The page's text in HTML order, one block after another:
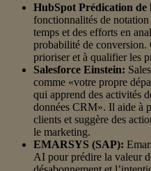
HubSpot Prédication de
fonctionnalités de
temps et des efforts en
probabilité de conversion.
prioriser et à qualifier les
Salesforce Einstein:
comme «votre propre
qui apprend des activités
données CRM». Il aide à
clients et suggère des
le marketing.
EMARSYS (SAP):
AI pour prédire la valeur